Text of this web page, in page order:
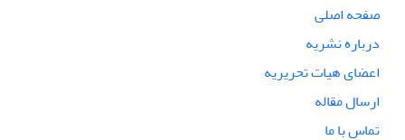
صفحه اصلی
درباره نشریه
اعضای هیات تحریریه
ارسال مقاله
تماس با ما